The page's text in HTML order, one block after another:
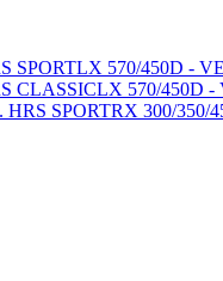
LX 570/450D -
LX 570/450D -
RX 300/350/